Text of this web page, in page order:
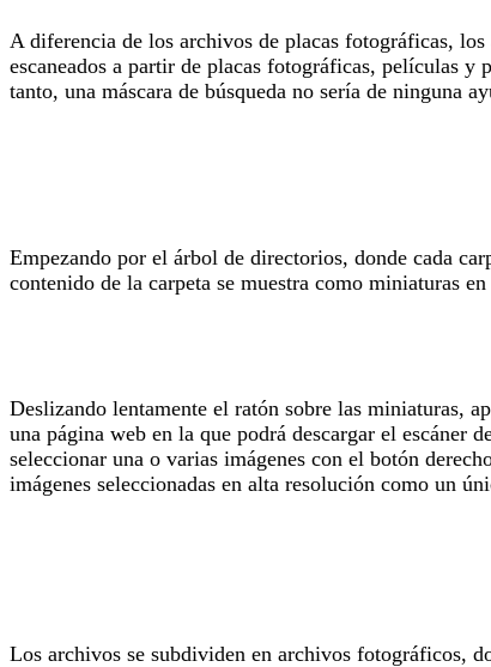
A diferencia de los archivos de placas fotográficas,
escaneados a partir de placas fotográficas, películas
tanto, una máscara de búsqueda no sería de ninguna
Empezando por el árbol de directorios, donde cada
contenido de la carpeta se muestra como miniaturas
Deslizando lentamente el ratón sobre las miniaturas,
una página web en la que podrá descargar el escáner
seleccionar una o varias imágenes con el botón
imágenes seleccionadas en alta resolución como un
Los archivos se subdividen en archivos fotográficos,